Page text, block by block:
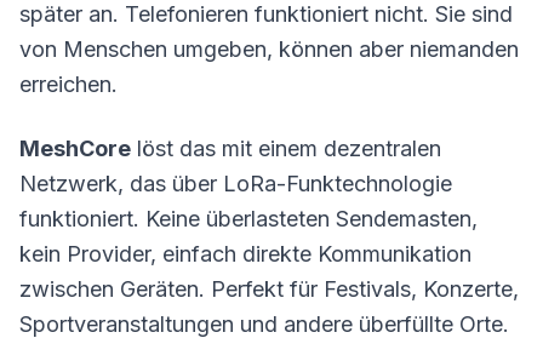
später an. Telefonieren funktioniert nicht. Sie sind
von Menschen umgeben, können aber niemanden
erreichen.
MeshCore löst das mit einem dezentralen
Netzwerk, das über LoRa-Funktechnologie
funktioniert. Keine überlasteten Sendemasten,
kein Provider, einfach direkte Kommunikation
zwischen Geräten. Perfekt für Festivals, Konzerte,
Sportveranstaltungen und andere überfüllte Orte.